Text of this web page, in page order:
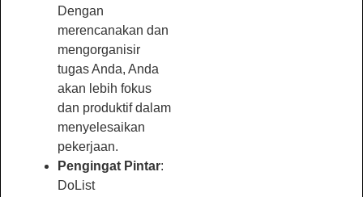
Dengan
merencanakan dan
mengorganisir
tugas Anda, Anda
akan lebih fokus
dan produktif dalam
menyelesaikan
pekerjaan.
Pengingat Pintar:
DoList